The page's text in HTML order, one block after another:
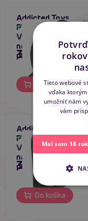
Addicted Toys
Prostate Anal
Vibrator #3 čierny
nabíjací masér
prostaty
Skladom
35,80 €
Do košíka
Addicted Toys
Prostate Anal
Vibrator # 1 čierny
nabíjací masér
prostaty
Skladom
35,80 €
Do košíka
Tieto webové
vďaka
umožniť nám
vám
Mal som 18